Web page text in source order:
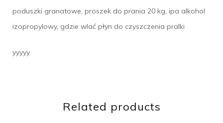
poduszki granatowe, proszek do prania 20 kg, ipa alkohol
izopropylowy, gdzie wlać płyn do czyszczenia pralki
yyyyy
Related products